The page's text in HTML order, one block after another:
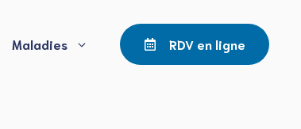
Maladies RDV en ligne